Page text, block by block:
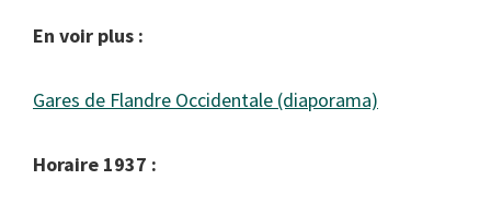
En voir plus :
Gares de Flandre Occidentale (diaporama)
Horaire 1937 :